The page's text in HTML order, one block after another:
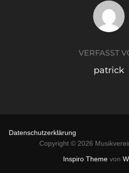
VERFASST
patrick
Datenschutzerklärung
Copyright © 2026
Inspiro Theme von